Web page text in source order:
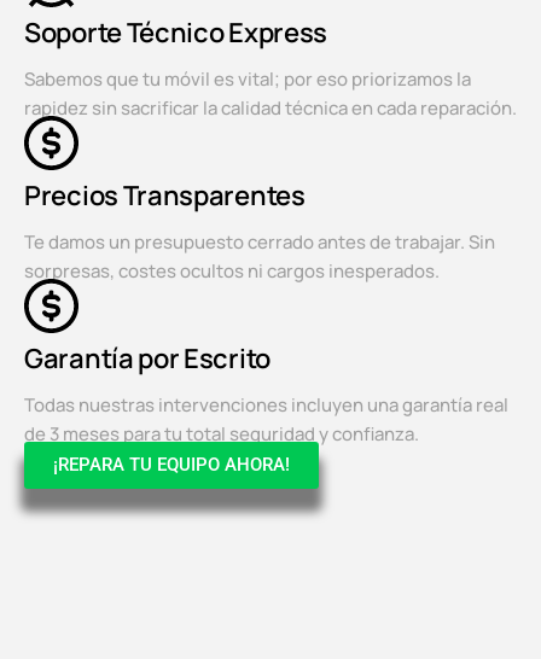
Soporte Técnico Express
Sabemos que tu móvil es vital; por eso priorizamos la
rapidez sin sacrificar la calidad técnica en cada reparación.
Precios Transparentes
Te damos un presupuesto cerrado antes de trabajar. Sin
sorpresas, costes ocultos ni cargos inesperados.
Garantía por Escrito
Todas nuestras intervenciones incluyen una garantía real
de 3 meses para tu total seguridad y confianza.
¡REPARA TU EQUIPO AHORA!